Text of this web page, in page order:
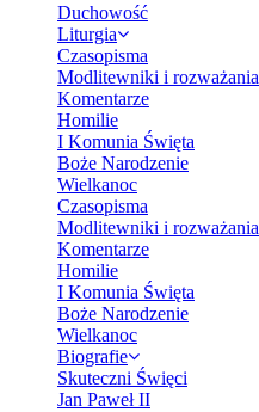
Duchowość
Liturgia
Czasopisma
Modlitewniki i rozważania
Komentarze
Homilie
I Komunia Święta
Boże Narodzenie
Wielkanoc
Czasopisma
Modlitewniki i rozważania
Komentarze
Homilie
I Komunia Święta
Boże Narodzenie
Wielkanoc
Biografie
Skuteczni Święci
Jan Paweł II